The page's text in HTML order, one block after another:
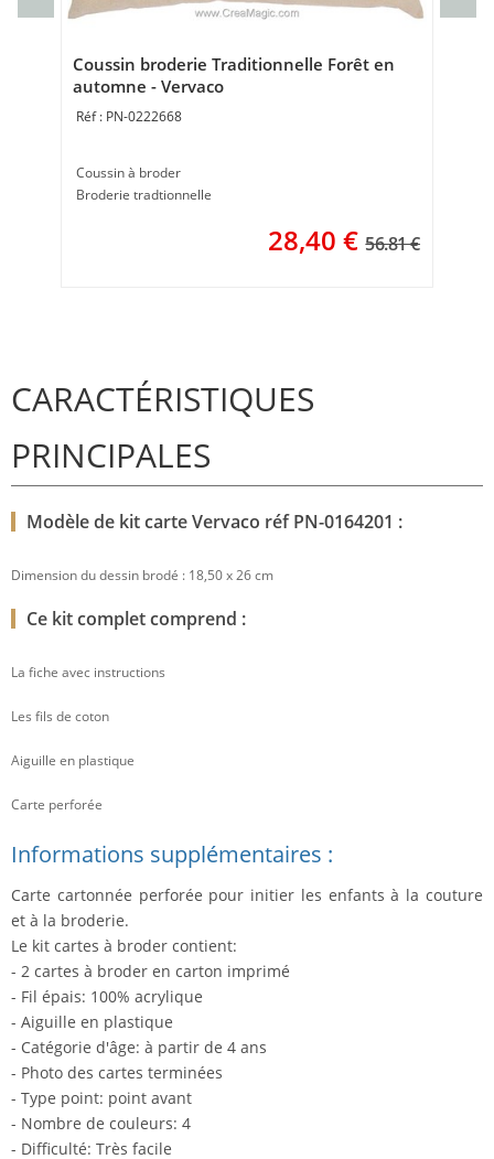
Coussin broderie Traditionnelle Forêt en
automne - Vervaco
PN-0222668
Coussin à broder
Broderie tradtionnelle
28,40 € 56.81 €
CARACTÉRISTIQUES
PRINCIPALES
Modèle de kit carte Vervaco réf PN-0164201 :
Dimension du dessin brodé : 18,50 x 26 cm
Ce kit complet comprend :
La fiche avec instructions
Les fils de coton
Aiguille en plastique
Carte perforée
Informations supplémentaires :
Carte cartonnée perforée pour initier les enfants à la couture
et à la broderie.
Le kit cartes à broder contient:
- 2 cartes à broder en carton imprimé
- Fil épais: 100% acrylique
- Aiguille en plastique
- Catégorie d'âge: à partir de 4 ans
- Photo des cartes terminées
- Type point: point avant
- Nombre de couleurs: 4
- Difficulté: Très facile